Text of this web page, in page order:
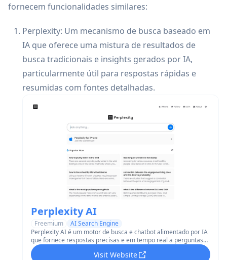
fornecem funcionalidades similares:
Perplexity: Um mecanismo de busca baseado em
IA que oferece uma mistura de resultados de
busca tradicionais e insights gerados por IA,
particularmente útil para respostas rápidas e
resumidas com fontes detalhadas.
Perplexity AI
Freemium
AI Search Engine
Perplexity AI é um motor de busca e chatbot alimentado por IA
que fornece respostas precisas e em tempo real a perguntas
complexas com citações de fontes atualizadas.
Visit Website